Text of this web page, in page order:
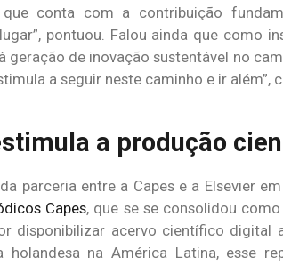
conta com a contribuição
pontuou. Falou ainda que como
de inovação sustentável no
a seguir neste caminho e ir além”,
a produção
parceria entre a Capes e a Elsevier
Capes, que se se consolidou
disponibilizar acervo científico
holandesa na América Latina, esse